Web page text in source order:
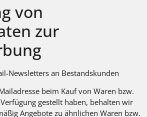
von
zur
Newsletters an Bestandskunden
beim Kauf von Waren bzw.
gestellt haben, behalten wir
Angebote zu ähnlichen Waren bzw.